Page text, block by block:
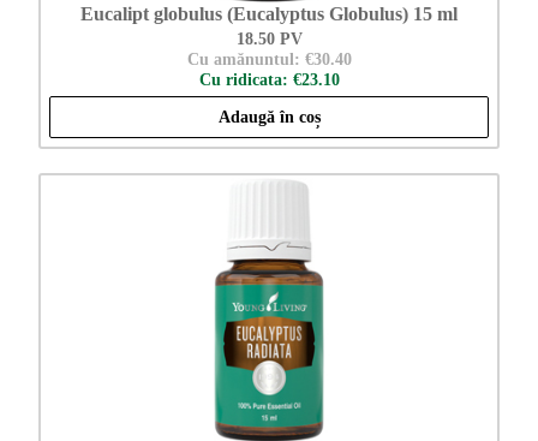
Eucalipt globulus (Eucalyptus Globulus) 15 ml
18.50 PV
Cu amănuntul: €30.40
Cu ridicata: €23.10
Adaugă în coș